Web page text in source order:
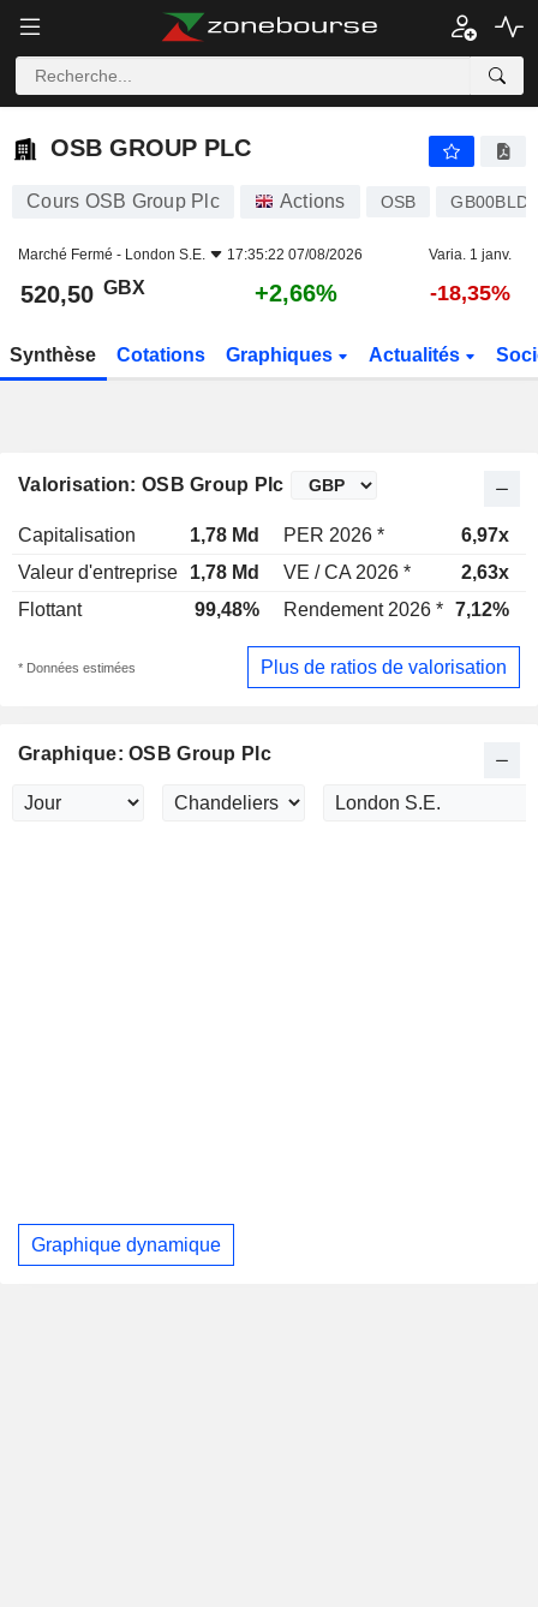
OSB GROUP PLC
OSB GROUP PLC
Cours OSB Group Plc Actions OSB
Marché Fermé - London S.E. 17:35:22 07/08/2026 Varia. 1 janv.
520,50 GBX +2,66% -18,35%
Synthèse Cotations Graphiques Actualités
Valorisation: OSB Group Plc
Capitalisation 1,78 Md PER 2026 * 6,97x
Valeur d'entreprise
1,78 Md VE / CA 2026 * 2,63x
Flottant
99,48% Rendement 2026 * 7,12%
* Données estimées Plus de ratios de valorisation
Graphique: OSB Group Plc
Graphique dynamique